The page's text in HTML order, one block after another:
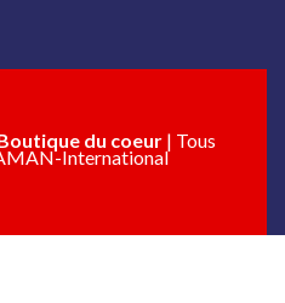
du coeur | Tous
International